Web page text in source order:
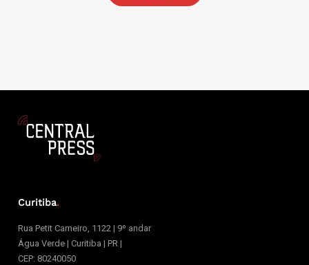
Curitiba.
Rua Petit Carneiro, 1122 | 9º andar
Água Verde | Curitiba | PR |
CEP: 80240050